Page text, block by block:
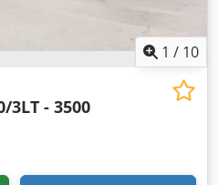
1 / 10
3LT - 3500